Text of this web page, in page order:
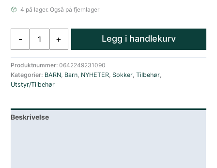
4 på lager. Også på fjernlager
-
Yeti
OTC
Lange
Blå
MellomTykke
+ Legg i handlekurv
Produktnummer:0642249231090
Kategorier: BARN, Barn, NYHETER, Sokker,Tilbehør,
Utstyr/Tilbehør
Beskrivelse